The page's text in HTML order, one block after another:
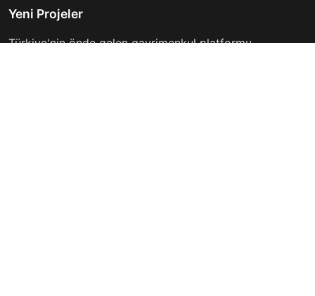
Yeni Projeler
Türkiye'nin önde gelen gayrimenkul platformu.